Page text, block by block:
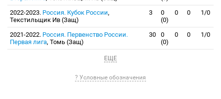
2022-2023. Россия. Кубок России,
Текстильщик Ив (Защ)
3
0
(0)
0 0 1/0
2021-2022. Россия. Первенство России.
Первая лига, Томь (Защ)
30
0
(0)
0 0 1/0
ЕЩЕ
? Условные обозначения